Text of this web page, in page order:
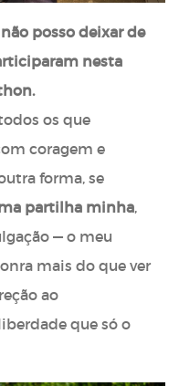
posso deixar de
nesta
os que
coragem e
forma, se
partilha minha,
— o meu
mais do que ver
ao
que só o